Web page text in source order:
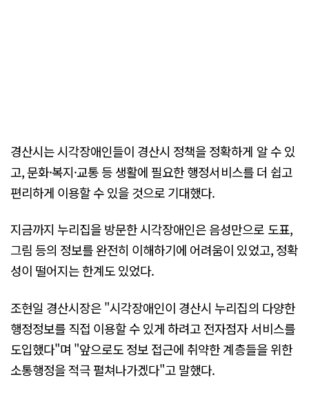
경산시는 시각장애인들이 경산시 정책을 정확하게 알 수 있
고, 문화·복지·교통 등 생활에 필요한 행정서비스를 더 쉽고
편리하게 이용할 수 있을 것으로 기대했다.
지금까지 누리집을 방문한 시각장애인은 음성만으로 도표,
그림 등의 정보를 완전히 이해하기에 어려움이 있었고, 정확
성이 떨어지는 한계도 있었다.
조현일 경산시장은 "시각장애인이 경산시 누리집의 다양한
행정정보를 직접 이용할 수 있게 하려고 전자점자 서비스를
도입했다"며 "앞으로도 정보 접근에 취약한 계층들을 위한
소통행정을 적극 펼쳐나가겠다"고 말했다.